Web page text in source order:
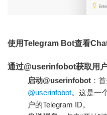
使用Telegram Bot查看
通过@userinfobot获取用
启动@userinfobot ：
@userinfobot。这是一
户的Telegram ID。